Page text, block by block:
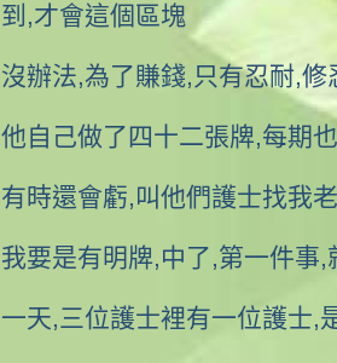
到,才會這個區塊
沒辦法,為了賺錢,只有忍耐,
他自己做了四十二張牌,每期
有時還會虧,叫他們護士找我
我要是有明牌,中了,第一件事,
一天,三位護士裡有一位護士,